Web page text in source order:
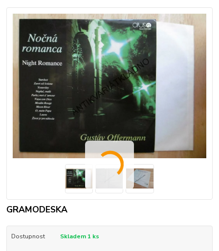
GRAMODESKA
Dostupnost Skladem 1 ks